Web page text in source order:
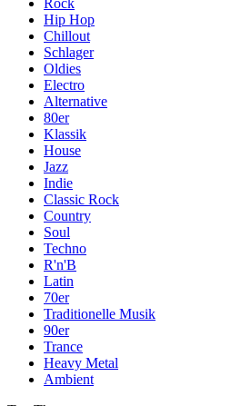
Rock
Hip Hop
Chillout
Schlager
Oldies
Electro
Alternative
80er
Klassik
House
Jazz
Indie
Classic Rock
Country
Soul
Techno
R'n'B
Latin
70er
Traditionelle Musik
90er
Trance
Heavy Metal
Ambient